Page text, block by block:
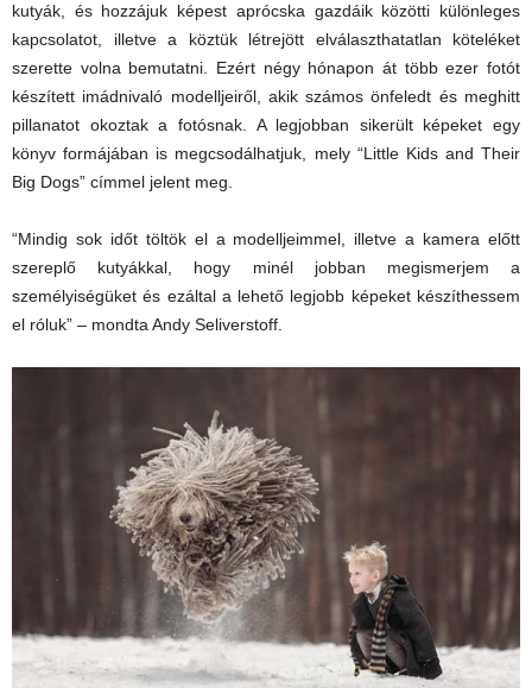
kutyák, és hozzájuk képest aprócska gazdáik közötti különleges
kapcsolatot, illetve a köztük létrejött elválaszthatatlan köteléket
szerette volna bemutatni. Ezért négy hónapon át több ezer fotót
készített imádnivaló modelljeiről, akik számos önfeledt és meghitt
pillanatot okoztak a fotósnak. A legjobban sikerült képeket egy
könyv formájában is megcsodálhatjuk, mely “Little Kids and Their
Big Dogs” címmel jelent meg.
“Mindig sok időt töltök el a modelljeimmel, illetve a kamera előtt
szereplő kutyákkal, hogy minél jobban megismerjem a
személyiségüket és ezáltal a lehető legjobb képeket készíthessem
el róluk” – mondta Andy Seliverstoff.